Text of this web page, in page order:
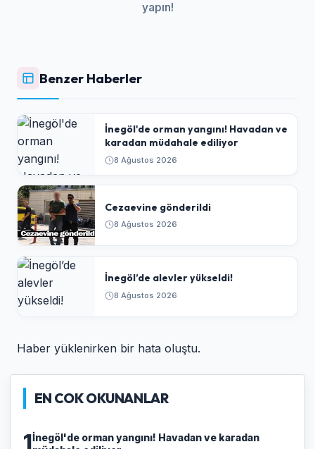
yapın!
Benzer Haberler
İnegöl'de orman yangını! Havadan ve
karadan müdahale ediliyor
8 Ağustos 2026
Cezaevine gönderildi
8 Ağustos 2026
İnegöl’de alevler yükseldi!
8 Ağustos 2026
Haber yüklenirken bir hata oluştu.
EN COK OKUNANLAR
1İnegöl'de orman yangını! Havadan ve karadan